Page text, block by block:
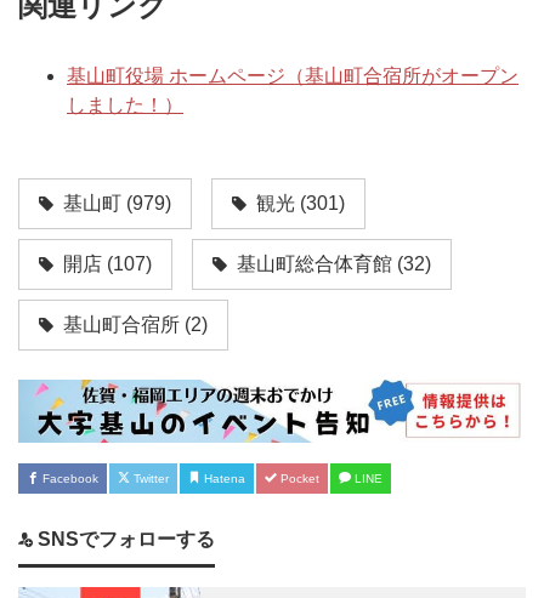
基山町役場 ホームページ（基山町合宿所がオープン
しました！）
基山町 (979) 観光 (301)
開店 (107) 基山町総合体育館 (32)
基山町合宿所 (2)
Facebook Twitter Hatena Pocket LINE
SNSでフォローする